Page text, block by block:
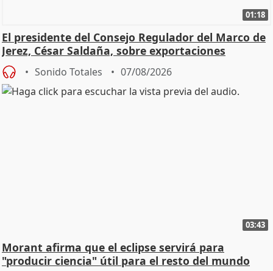
01:18
El presidente del Consejo Regulador del Marco de
Jerez, César Saldaña, sobre exportaciones
Sonido Totales 07/08/2026
03:43
Morant afirma que el eclipse servirá para
"producir ciencia" útil para el resto del mundo